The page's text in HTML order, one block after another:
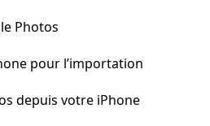
Photos
pour l’importation
depuis votre iPhone